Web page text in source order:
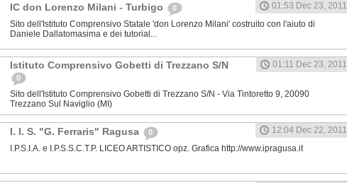
IC don Lorenzo Milani - Turbigo 0
01:53 Dec 23, 2011
Sito dell'Istituto Comprensivo Statale 'don Lorenzo Milani' costruito con l'aiuto di
Daniele Dallatomasima e dei tutorial...
Istituto Comprensivo Gobetti di Trezzano S/N
0
01:11 Dec 23, 2011
Sito dell'Istituto Comprensivo Gobetti di Trezzano S/N - Via Tintoretto 9, 20090
Trezzano Sul Naviglio (MI)
I. I. S. "G. Ferraris" Ragusa 0
12:04 Dec 22, 2011
I.P.S.I.A. e I.P.S.S.C.T.P. LICEO ARTISTICO opz. Grafica http://www.ipragusa.it